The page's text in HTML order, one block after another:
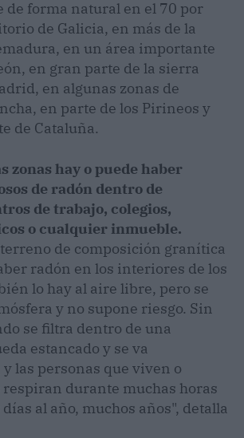
de forma natural en el 70 por
de Galicia, en más de la
en un área importante
en gran parte de la sierra
en algunas zonas de
en parte de los Pirineos y
de Cataluña.
zonas hay o puede haber
de radón dentro de
de trabajo, colegios,
o cualquier inmueble.
de composición granítica
radón en los interiores de los
lo hay al aire libre, pero se
y no supone riesgo. Sin
se filtra dentro de una
estancado y se va
las personas que viven o
durante muchas horas
al año, muchos años", detalla